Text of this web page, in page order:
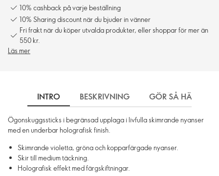
10% cashback på varje beställning
10% Sharing discount när du bjuder in vänner
Fri frakt när du köper utvalda produkter, eller shoppar för mer än
550 kr.
Läs mer
INTRO BESKRIVNING GÖR SÅ HÄR
Ögonskuggssticks i begränsad upplaga i livfulla skimrande nyanser
med en underbar holografisk finish.
Skimrande violetta, gröna och kopparfärgade nyanser.
Skir till medium täckning.
Holografisk effekt med färgskiftningar.